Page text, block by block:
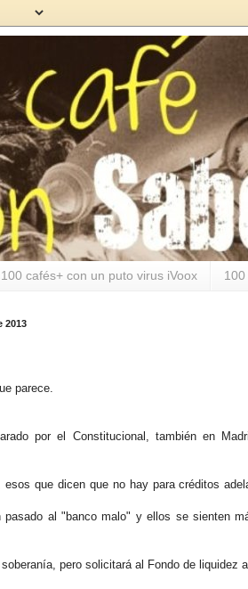
100 cafés+ con un puto virus iVoox
2013
parece.
por el Constitucional, también en
esos que dicen que no hay para créditos
al "banco malo" y ellos se sienten
pero solicitará al Fondo de liquidez